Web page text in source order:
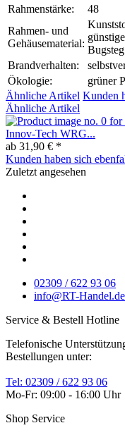
Rahmenstärke:
48
Rahmen- und
Gehäusematerial:
Bugsteg
Brandverhalten:
Ökologie:
grüner
Ähnliche Artikel Kunden
Ähnliche Artikel
Innov-Tech WRG...
ab 31,90 € *
Kunden haben sich
Zuletzt angesehen
02309 / 622 93 06
info@RT-Handel.de
Service & Bestell Hotline
Telefonische
Bestellungen unter:
Tel: 02309 / 622 93 06
Mo-Fr: 09:00 - 16:00 Uhr
Shop Service